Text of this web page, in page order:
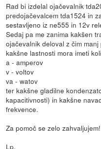
Rad bi izdelal ojačevalnik
predojačevalcem tda1524 in
sestavljeno iz ne555 in 12v
Sedaj pa me zanima kakšen
ojačevalnik deloval z čim
kakšne lastnosti mora imeti
a - amperov
v - voltov
va - watov
ter kakšne gladilne
kapacitivnosti) in kakšne
frekvence.
Za pomoč se zelo zahvaljujem!
Lp.